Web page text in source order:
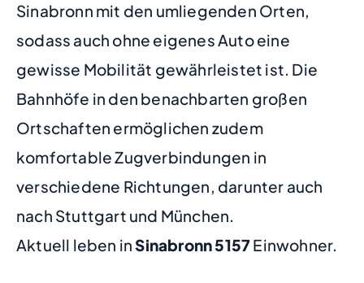
Sinabronn mit den umliegenden Orten,
sodass auch ohne eigenes Auto eine
gewisse Mobilität gewährleistet ist. Die
Bahnhöfe in den benachbarten großen
Ortschaften ermöglichen zudem
komfortable Zugverbindungen in
verschiedene Richtungen, darunter auch
nach Stuttgart und München.
Aktuell leben inSinabronn5157Einwohner.